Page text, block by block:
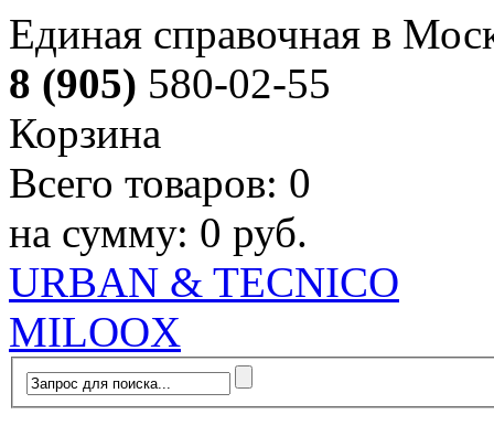
Единая справочная в
8 (905) 580-02-55
Корзина
Всего товаров: 0
на сумму: 0 руб.
URBAN & TECNICO
MILOOX